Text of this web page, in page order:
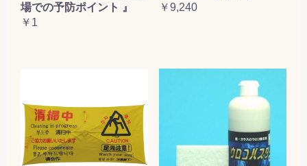
場での予防ポイント 』
￥1
￥9,240